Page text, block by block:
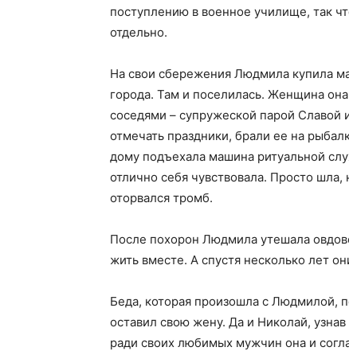
поступлению в военное училище, так
отдельно.
На свои сбережения Людмила купила
города. Там и поселилась. Женщина
соседями – супружеской парой
отмечать праздники, брали ее на
дому подъехала машина ритуальной
отлично себя чувствовала. Просто
оторвался тромб.
После похорон Людмила утешала
жить вместе. А спустя несколько лет
Беда, которая произошла с Людмилой,
оставил свою жену. Да и Николай,
ради своих любимых мужчин она и